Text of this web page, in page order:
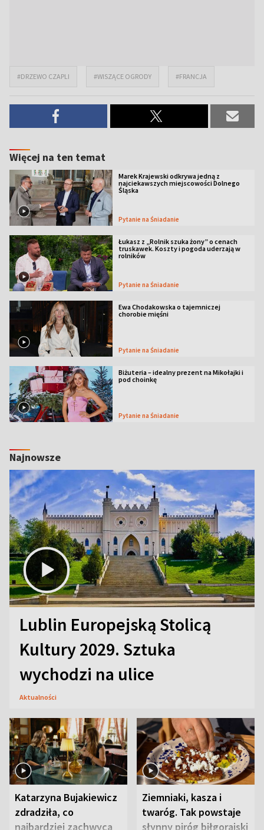
#DRZEWO CZAPLI #WISZĄCE OGRODY #FRANCJA
Więcej na ten temat
Marek Krajewski odkrywa jedną z
najciekawszych miejscowości Dolnego
Śląska
Pytanie na Śniadanie
Łukasz z „Rolnik szuka żony” o cenach
truskawek. Koszty i pogoda uderzają w
rolników
Pytanie na Śniadanie
Ewa Chodakowska o tajemniczej
chorobie mięśni
Pytanie na Śniadanie
Biżuteria – idealny prezent na Mikołajki i
pod choinkę
Pytanie na Śniadanie
Najnowsze
Lublin Europejską Stolicą
Kultury 2029. Sztuka
wychodzi na ulice
Aktualności
Katarzyna Bujakiewicz
zdradziła, co
najbardziej zachwyca
Ziemniaki, kasza i
twaróg. Tak powstaje
słynny piróg biłgorajski